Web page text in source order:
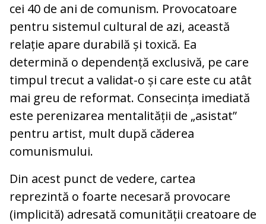
cei 40 de ani de comunism. Provocatoare
pentru sistemul cultural de azi, această
relație apare durabilă și toxică. Ea
determină o dependență exclusivă, pe care
timpul trecut a validat-o și care este cu atât
mai greu de reformat. Consecința imediată
este perenizarea mentalității de „asistat”
pentru artist, mult după căderea
comunismului.
Din acest punct de vedere, cartea
reprezintă o foarte necesară provocare
(implicită) adresată comunității creatoare de